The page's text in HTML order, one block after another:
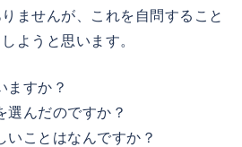
ませんが、これを自問すること
ようと思います。
ますか？
選んだのですか？
いことはなんですか？